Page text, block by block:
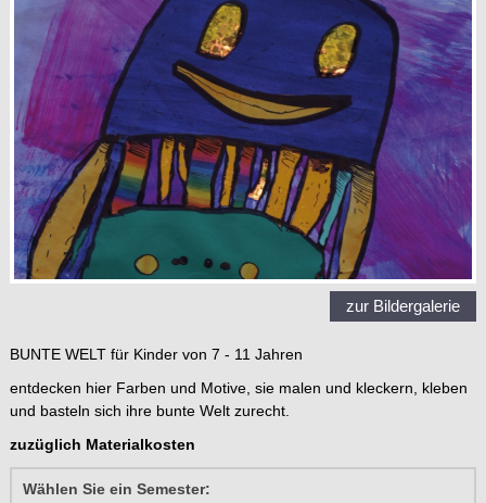
zur Bildergalerie
BUNTE WELT für Kinder von 7 - 11 Jahren
entdecken hier Farben und Motive, sie malen und kleckern, kleben
und basteln sich ihre bunte Welt zurecht.
zuzüglich Materialkosten
Wählen Sie ein Semester: